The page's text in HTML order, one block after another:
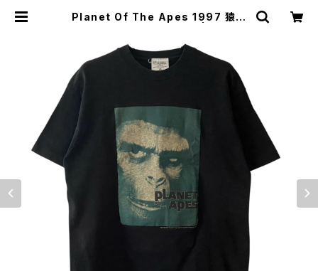
Planet Of The Apes 1997 猿の